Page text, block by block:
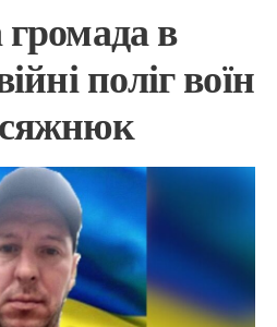
громада в
поліг воїн